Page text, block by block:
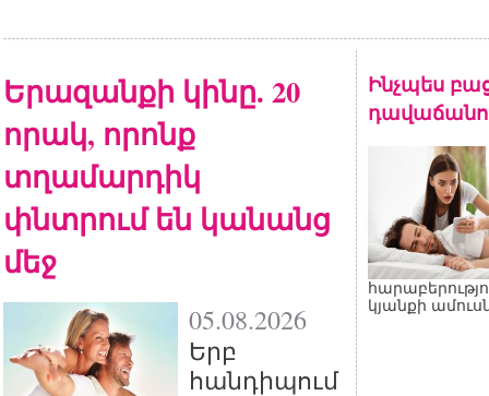
Երազանքի կինը. 20
որակ, որոնք
տղամարդիկ
փնտրում են կանանց
մեջ
05.08.2026
Երբ
հանդիպում
Ինչպես
կյանքի